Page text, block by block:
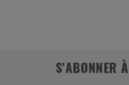
S'ABONNER